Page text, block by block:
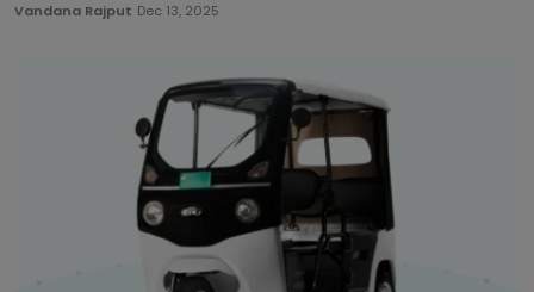
Vandana Rajput Dec 13, 2025